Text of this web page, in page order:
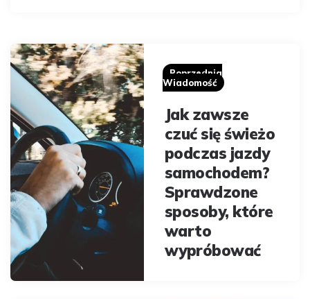
Post
navigation
Poprzednia
Wiadomość
Jak zawsze
czuć się świeżo
podczas jazdy
samochodem?
Sprawdzone
sposoby, które
warto
wypróbować